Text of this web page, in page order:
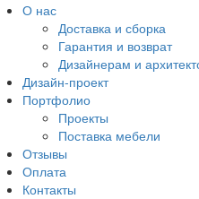
О нас
Доставка и сборка
Гарантия и возврат
Дизайнерам и
Дизайн-проект
Портфолио
Проекты
Поставка мебели
Отзывы
Оплата
Контакты